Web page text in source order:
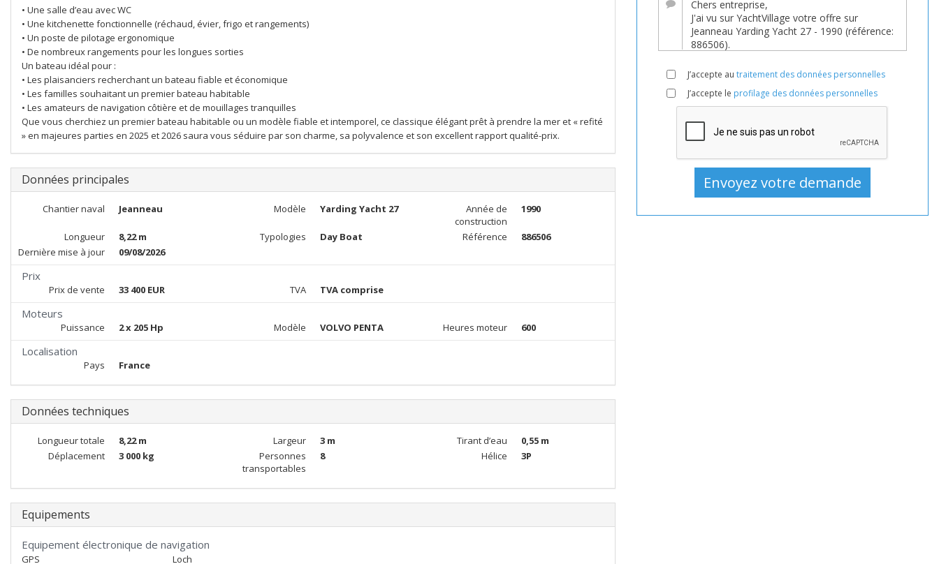
Bateau,
Bateaux,
vente,
Bateaux
Bateau
à
moteur
En
vente,
• Une salle d’eau avec WC
• Une kitchenette fonctionnelle (réchaud, évier, frigo et rangements)
• Un poste de pilotage ergonomique
• De nombreux rangements pour les longues sorties
Un bateau idéal pour :
• Les plaisanciers recherchant un bateau fiable et économique
• Les familles souhaitant un premier bateau habitable
• Les amateurs de navigation côtière et de mouillages tranquilles
Que vous cherchiez un premier bateau habitable ou un modèle fiable et intemporel, ce classique élégant prêt à prendre la mer et « refité
» en majeures parties en 2025 et 2026 saura vous séduire par son charme, sa polyvalence et son excellent rapport qualité-prix.
Données principales
Chantier naval Jeanneau Modèle Yarding Yacht 27
Année de
construction
1990
Longueur 8,22 m Typologies Day Boat Référence
886506
Dernière mise à jour
09/08/2026
Prix
Prix de vente 33 400 EUR TVA TVA comprise
Moteurs
Puissance 2 x 205 Hp Modèle VOLVO PENTA Heures moteur 600
Localisation
Pays France
Données techniques
Longueur totale 8,22 m Largeur 3 m Tirant d’eau
0,55 m
Déplacement
3 000 kg
Personnes
transportables
8 Hélice 3P
Equipements
Equipement électronique de navigation
GPS Loch
J’accepte au traitement des données personnelles
J’accepte le profilage des données personnelles